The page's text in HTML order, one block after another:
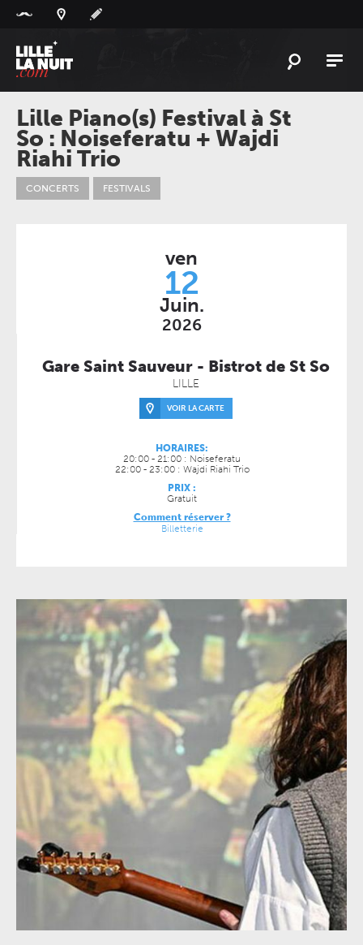
L' ACTU
L'AGENDA
LESLIEUX
LIVEREPORT
Lille Piano(s) Festival à St
So : Noiseferatu + Wajdi
Riahi Trio
CONCERTS FESTIVALS
ven
12
Juin.
2026
Gare Saint Sauveur - Bistrot de St So
LILLE
VOIR LA CARTE
HORAIRES:
20:00 - 21:00 : Noiseferatu
22:00 - 23:00 : Wajdi Riahi Trio
PRIX :
Gratuit
Comment réserver ?
Billetterie
Panneau de gestion des cookies